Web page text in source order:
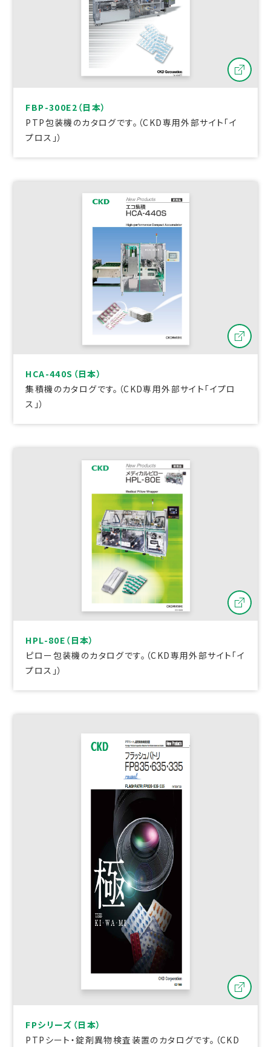
FBP-300E2（日本）
PTP包装機のカタログです。（CKD専用外部サイト「イ
プロス」）
HCA-440S（日本）
集積機のカタログです。（CKD専用外部サイト「イプロ
ス」）
HPL-80E（日本）
ピロー包装機のカタログです。（CKD専用外部サイト「イ
プロス」）
FPシリーズ（日本）
PTPシート・錠剤異物検査装置のカタログです。（CKD